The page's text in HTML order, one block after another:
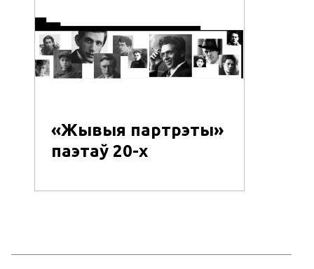
«Жывыя партрэты»
паэтаў 20-х